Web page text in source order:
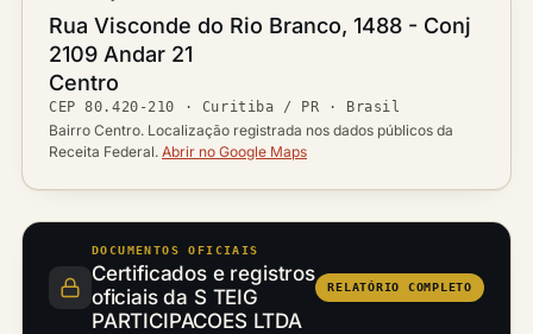
Logradouro
Rua Visconde do Rio Branco, 1488 - Conj
2109 Andar 21
Bairro
Centro
CEP
CEP80.420-210 ·
Cidade / UF
Curitiba / PR · Brasil
Bairro Centro. Localização registrada nos dados públicos da
Receita Federal. Abrir no Google Maps
DOCUMENTOS OFICIAIS
Certificados e registros
oficiais da S TEIG
PARTICIPACOES LTDA
RELATÓRIO COMPLETO